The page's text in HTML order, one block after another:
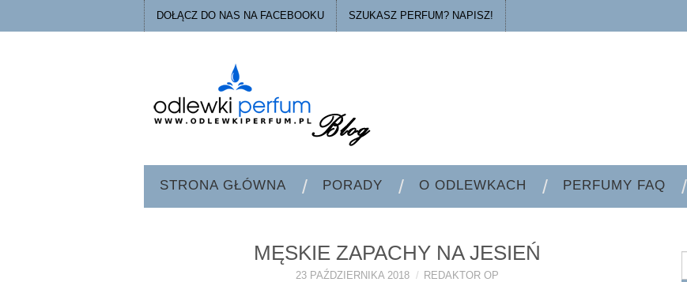
DOŁĄCZ DO NAS NA FACEBOOKU SZUKASZ PERFUM? NAPISZ!
STRONA GŁÓWNA PORADY O ODLEWKACH PERFUMY FAQ
MĘSKIE ZAPACHY NA JESIEŃ
23 PAŹDZIERNIKA 2018 REDAKTOR OP